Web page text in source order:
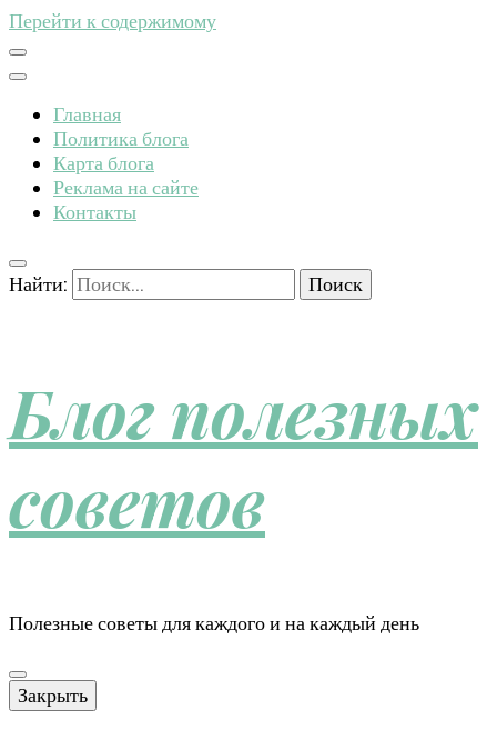
Перейти к содержимому
Главная
Политика блога
Карта блога
Реклама на сайте
Контакты
Найти:
Блог полезных
советов
Полезные советы для каждого и на каждый день
Закрыть